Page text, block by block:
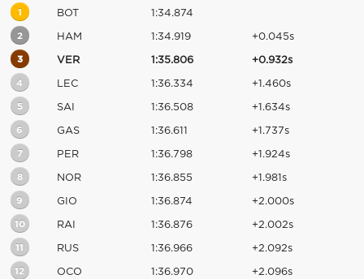
1 BOT 1:34.874
2 HAM 1:34.919 +0.045s
3 VER 1:35.806 +0.932s
4 LEC 1:36.334 +1.460s
5 SAI 1:36.508 +1.634s
6 GAS 1:36.611 +1.737s
7 PER 1:36.798 +1.924s
8 NOR 1:36.855 +1.981s
9 GIO 1:36.874 +2.000s
10 RAI 1:36.876 +2.002s
11 RUS 1:36.966 +2.092s
12 OCO 1:36.970 +2.096s